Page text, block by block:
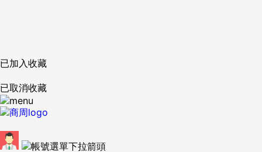
已加入收藏
已取消收藏